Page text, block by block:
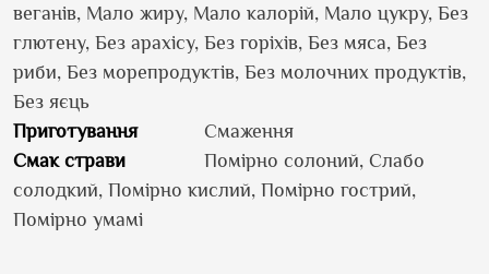
веганів, Мало жиру, Мало калорій, Мало цукру, Без
глютену, Без арахісу, Без горіхів, Без мяса, Без
риби, Без морепродуктів, Без молочних продуктів,
Без яєць
Приготування
Смаження
Смак страви
Помірно солоний, Слабо
солодкий, Помірно кислий, Помірно гострий,
Помірно умамі